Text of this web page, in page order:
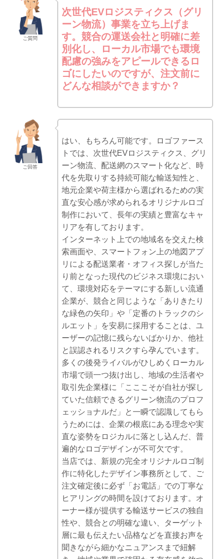
ご質問
次世代EVロジスティクス（グリ
ーン物流）事業を立ち上げま
す。競合の運送会社と明確に差
別化し、ローカル市場でも環境
配慮の強みをアピールできるロ
ゴにしたいのですが、注文前に
どんな相談ができますか？
ご回答
はい、もちろん可能です。ロゴファース
トでは、次世代EVロジスティクス、グリ
ーン物流、配送網のスマート化など、時
代を先取りする持続可能な輸送知性と、
地元企業や荷主様から選ばれるための実
直な安心感が求められるオリジナルロゴ
制作において、長年の実績と豊富なキャ
リアを有しております。
インターネット上での地域名を交えた検
索画面や、スマートフォン上の地図アプ
リによる配送業者・オフィス探しが当た
り前となった現代のビジネス環境におい
て、環境対応をテーマにする新しい流通
企業が、競合と同じような「ありきたり
な緑色の矢印」や「定番のトラックのシ
ルエット」を安易に採用することは、ユ
ーザーの記憶に残らないばかりか、他社
と誤認されるリスクすら孕んでいます。
多くの後発ライバルがひしめくローカル
市場で頭一つ抜け出し、地域の生活者や
取引先企業様に「こここそが自社が探し
ていた信頼できるグリーン物流のプロフ
ェッショナルだ」と一瞬で認識してもら
うためには、企業の根底にある理念や実
直な姿勢をロジカルに落とし込んだ、普
遍的なロゴデザインが不可欠です。
当店では、新規の完全オリジナルロゴ制
作に特化したデザイン事務所として、ご
注文確定後に必ず「お電話」での丁寧な
ヒアリングの時間を設けております。オ
ーナー様が提供する輸送サービスの独自
性や、競合との明確な違い、ターゲット
層に最も伝えたい品格などを直接お声を
聞きながら細かなニュアンスまで紐解